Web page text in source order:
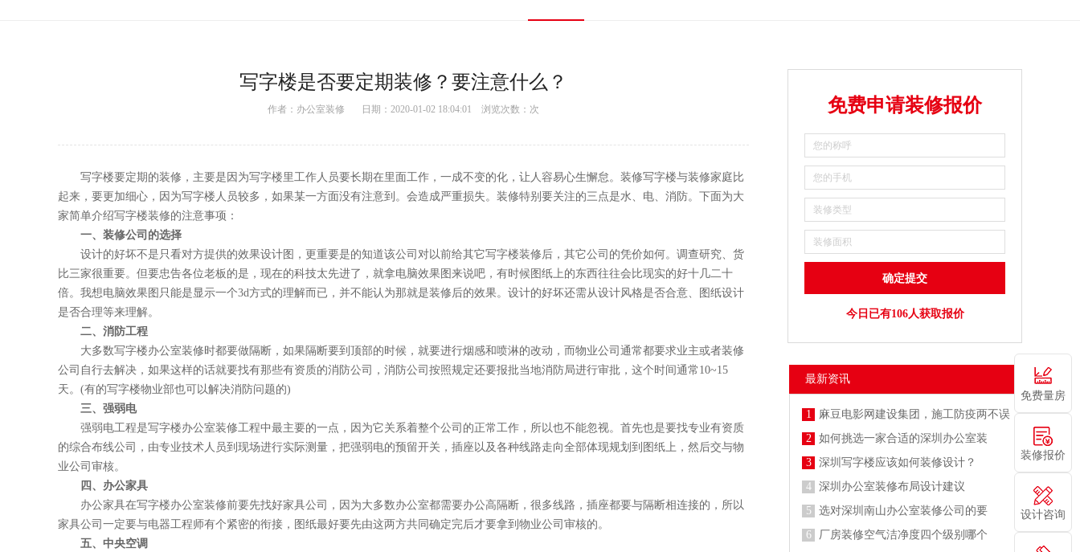
写字楼是否要定期装修？要注意什么？
作者： 办公室装修 日期：2020-01-02 18:04:01 浏览次数： 次
写字楼要定期的装修，主要是因为写字楼里工作人员要长期在里面工作，一成不变的化，让人容易心生懈怠。装修写字楼与装修家庭比
起来，要更加细心，因为写字楼人员较多，如果某一方面没有注意到。会造成严重损失。装修特别要关注的三点是水、电、消防。下面为大
家简单介绍写字楼装修的注意事项：
一、装修公司的选择
设计的好坏不是只看对方提供的效果设计图，更重要是的知道该公司对以前给其它写字楼装修后，其它公司的凭价如何。调查研究、货
比三家很重要。但要忠告各位老板的是，现在的科技太先进了，就拿电脑效果图来说吧，有时候图纸上的东西往往会比现实的好十几二十
倍。我想电脑效果图只能是显示一个3d方式的理解而已，并不能认为那就是装修后的效果。设计的好坏还需从设计风格是否合意、图纸设计
是否合理等来理解。
二、消防工程
大多数写字楼办公室装修时都要做隔断，如果隔断要到顶部的时候，就要进行烟感和喷淋的改动，而物业公司通常都要求业主或者装修
公司自行去解决，如果这样的话就要找有那些有资质的消防公司，消防公司按照规定还要报批当地消防局进行审批，这个时间通常10~15
天。(有的写字楼物业部也可以解决消防问题的)
三、强弱电
强弱电工程是写字楼办公室装修工程中最主要的一点，因为它关系着整个公司的正常工作，所以也不能忽视。首先也是要找专业有资质
的综合布线公司，由专业技术人员到现场进行实际测量，把强弱电的预留开关，插座以及各种线路走向全部体现规划到图纸上，然后交与物
业公司审核。
四、办公家具
办公家具在写字楼办公室装修前要先找好家具公司，因为大多数办公室都需要办公高隔断，很多线路，插座都要与隔断相连接的，所以
家具公司一定要与电器工程师有个紧密的衔接，图纸最好要先由这两方共同确定完后才要拿到物业公司审核的。
五、中央空调
免费申请装修报价
今日已有106人获取报价
最新资讯
1
麻豆电影网建设集团，施工防疫两不误
2
如何挑选一家合适的深圳办公室装
3
深圳写字楼应该如何装修设计？
4
深圳办公室装修布局设计建议
5
选对深圳南山办公室装修公司的要
6
厂房装修空气洁净度四个级别哪个
免费量房
装修报价
设计咨询